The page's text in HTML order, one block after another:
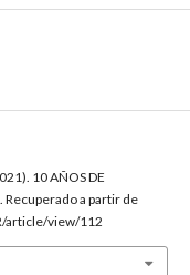
10 AÑOS DE
Recuperado a partir de
article/view/112